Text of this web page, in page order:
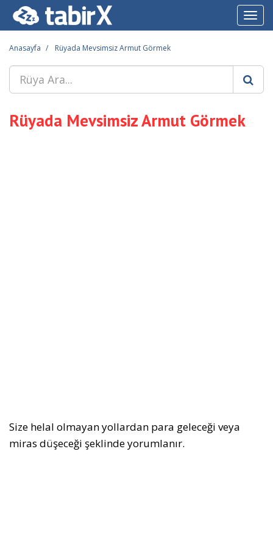
Anasayfa Rüyada Mevsimsiz Armut Görmek
Rüyada Mevsimsiz Armut Görmek
Size helal olmayan yollardan para geleceği veya
miras düşeceği şeklinde yorumlanır.